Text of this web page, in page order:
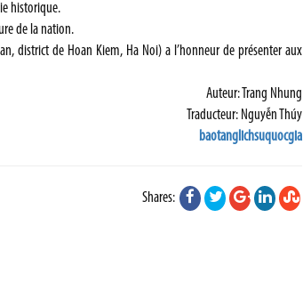
historique.
de la nation.
district de Hoan Kiem, Ha Noi) a l’honneur de présenter aux
Auteur: Trang Nhung
Traducteur: Nguyễn Thúy
baotanglichsuquocgia
Shares: